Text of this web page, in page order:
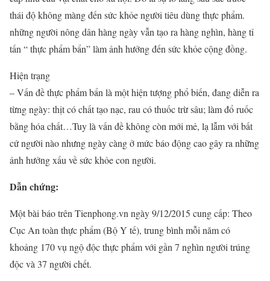
thái độ không màng đến sức khỏe người tiêu dùng thực phẩm.
những người nông dân hàng ngày vẫn tạo ra hàng nghìn, hàng tỉ
tấn “ thực phẩm bẩn” làm ảnh hưởng đến sức khỏe cộng đồng.
Hiện trạng
– Vấn đề thực phẩm bẩn là một hiện tượng phổ biến, đang diễn ra
từng ngày: thịt có chất tạo nạc, rau có thuốc trừ sâu; làm đổ ruốc
bằng hóa chất…Tuy là vấn đề không còn mới mẻ, lạ lẫm với bất
cứ người nào nhưng ngày càng ở mức báo động cao gây ra những
ảnh hưởng xấu về sức khỏe con người.
Dẫn chứng:
Một bài báo trên Tienphong.vn ngày 9/12/2015 cung cấp: Theo
Cục An toàn thực phẩm (Bộ Y tế), trung bình mỗi năm có
khoảng 170 vụ ngộ độc thực phẩm với gần 7 nghìn người trúng
độc và 37 người chết.